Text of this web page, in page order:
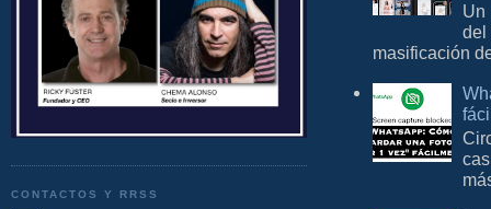
CONTACTOS Y RRSS
Un
del
masificación